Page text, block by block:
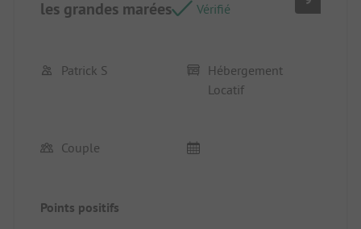
les grandes marées Vérifié
Patrick S
Hébergement
Locatif
Couple
Points positifs